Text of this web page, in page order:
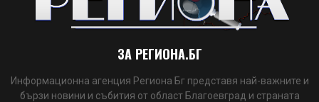
ЗА РЕГИОНА.БГ
Информационна агенция Региона Бг представя най-важните и
бързи новини и събития от област Благоевград и страната